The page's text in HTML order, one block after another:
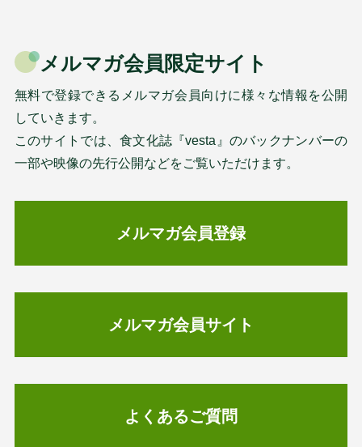
メルマガ会員限定サイト
無料で登録できるメルマガ会員向けに様々な情報を公開
していきます。
このサイトでは、食文化誌『vesta』のバックナンバーの
一部や映像の先行公開などをご覧いただけます。
メルマガ会員登録
メルマガ会員サイト
よくあるご質問